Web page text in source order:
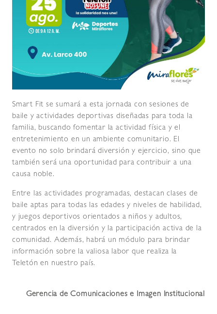
Smart Fit se sumará a esta jornada con sesiones de
baile y actividades deportivas diseñadas para toda la
familia, buscando fomentar la actividad física y el
entretenimiento en un ambiente comunitario. El
evento no solo brindará diversión y ejercicio, sino que
también será una oportunidad para contribuir a una
causa noble.
Entre las actividades programadas, destacan clases de
baile aptas para todas las edades y niveles de habilidad,
y juegos deportivos orientados a niños y adultos,
centrados en la diversión y la participación activa de la
comunidad. Además, habrá un módulo para brindar
información sobre la valiosa labor que realiza la
Teletón en nuestro país.
Gerencia de Comunicaciones e Imagen Institucional